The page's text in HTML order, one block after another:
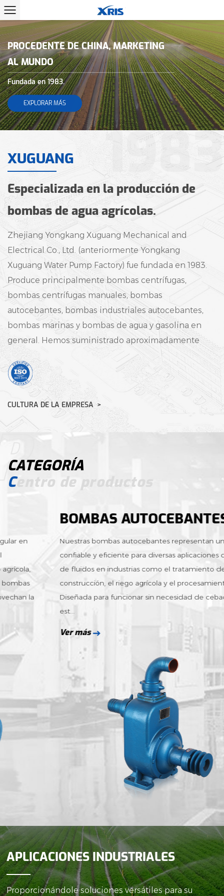
PROCEDENTE DE CHINA, MARKETING
AL MUNDO
Fundada en 1983.
EXPLORAR MÁS
1983
XUGUANG
Especializada en la producción de
bombas de agua agrícolas.
Zhejiang Yongkang Xuguang Mechanical and
Electrical Co., Ltd. (anteriormente Yongkang
Xuguang Water Pump Factory) fue fundada en 1983.
Produce principalmente bombas centrífugas,
bombas centrífugas manuales, bombas
autocebantes, bombas industriales autocebantes,
bombas marinas y bombas de agua y gasolina en
general. Hemos suministrado aproximadamente
3.000.000 de bombas de agua hasta la fecha y
hemos liderado el mercado durante 5 años
consecutivos. Construimos activamente una
plataforma internacional de gestión y operación,
implementamos estrictamente los estándares
internacionales ISO9001:2015 e introducimos
producción. La bomba de agua centrífuga
representativa de nuestra empresa se ha
convertido en una marca muy conocida en la
CULTURA DE LA EMPRESA
CATEGORÍA
Centro de productos
BOMBAS AUTOCEBANTES
Nuestras bombas autocebantes representan una solución
confiable y eficiente para diversas aplicaciones de manejo
de fluidos en industrias como el tratamiento de agua, la
construcción, el riego agrícola y el procesamiento químico.
Diseñada para funcionar sin necesidad de cebado externo,
Ver más
APLICACIONES INDUSTRIALES
Proporcionándole soluciones versátiles para su